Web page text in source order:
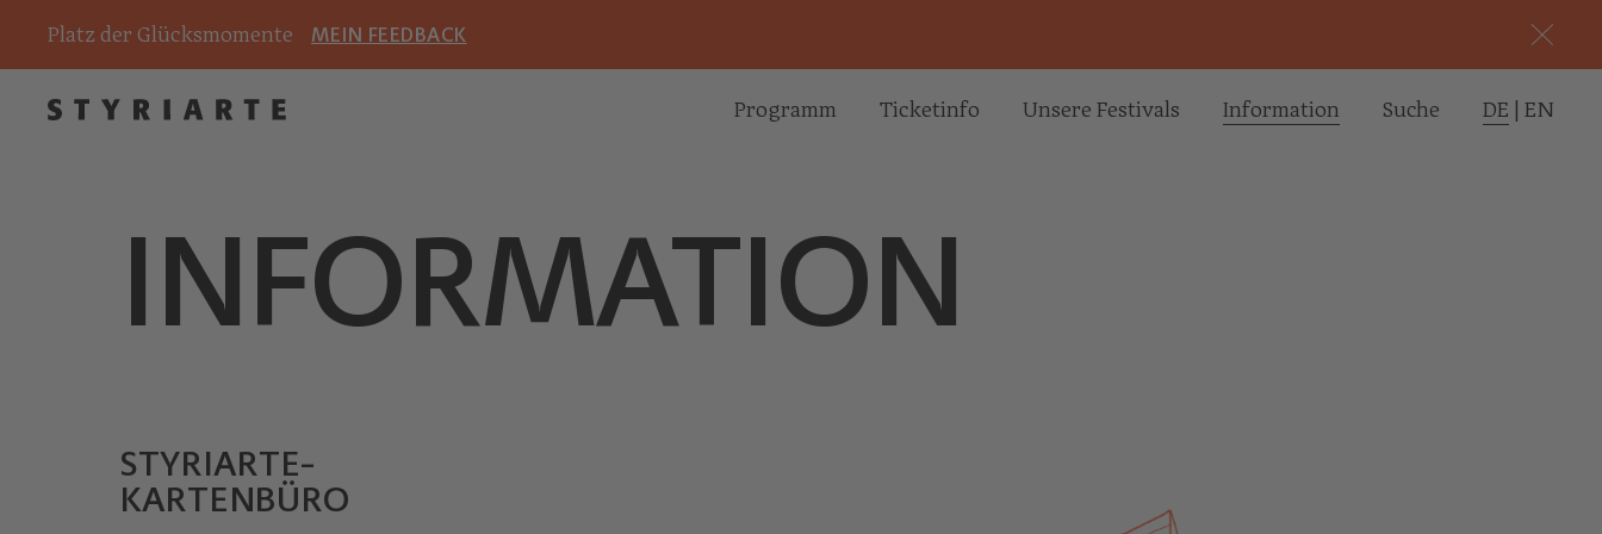
Platz der Glücksmomente MEIN FEEDBACK
Programm Ticketinfo Unsere Festivals Informa­tion Suche DE EN
INFORMA­TION
STYRIARTE-
KARTENBÜRO